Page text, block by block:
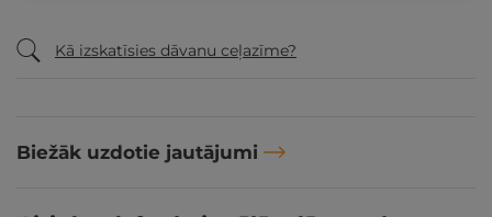
Kā izskatīsies dāvanu ceļazīme?
Biežāk uzdotie jautājumi